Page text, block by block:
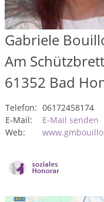
Gabriele
Am
61352 Bad
Telefon: 06172458174
E-Mail:
E-Mail senden
Web: